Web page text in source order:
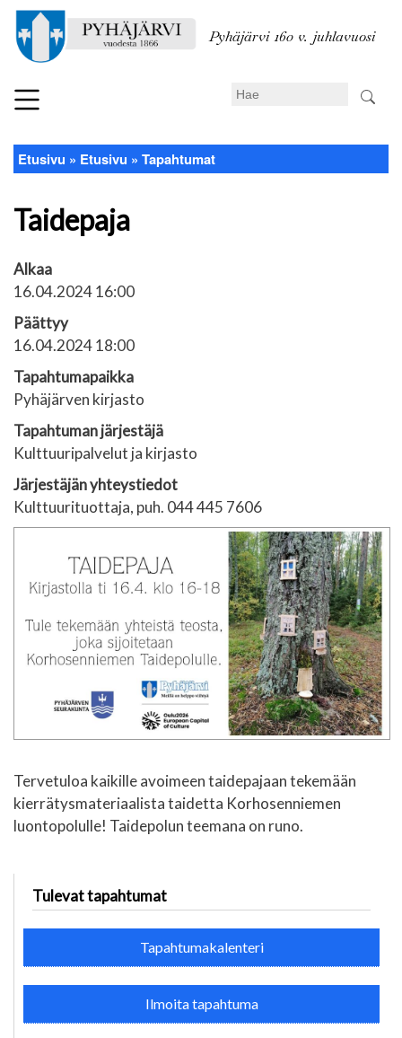
pääsisältöön
Pyhäjärvi 160 v. juhlavuosi
Search
Murupolku
Etusivu Etusivu Tapahtumat
Taidepaja
Alkaa
16.04.2024 16:00
Päättyy
16.04.2024 18:00
Tapahtumapaikka
Pyhäjärven kirjasto
Tapahtuman järjestäjä
Kulttuuripalvelut ja kirjasto
Järjestäjän yhteystiedot
Kulttuurituottaja, puh. 044 445 7606
Tervetuloa kaikille avoimeen taidepajaan tekemään
kierrätysmateriaalista taidetta Korhosenniemen
luontopolulle! Taidepolun teemana on runo.
Tulevat tapahtumat
Tapahtumakalenteri
Ilmoita tapahtuma